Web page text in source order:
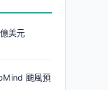
美元
颱風預